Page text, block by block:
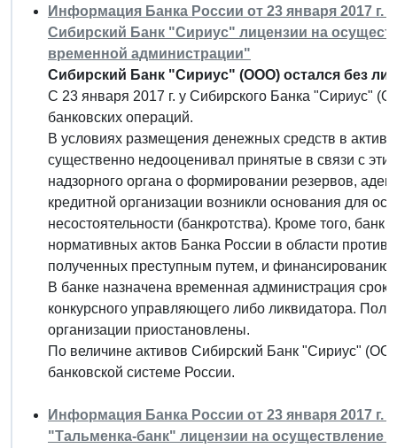
Информация Банка России от 23 января 2017 г.
Сибирский Банк "Сириус" лицензии на
временной администрации"
Сибирский Банк "Сириус" (ООО) остался без
С 23 января 2017 г. у Сибирского Банка "Сириус"
банковских операций.
В условиях размещения денежных средств в
существенно недооценивал принятые в связи с
надзорного органа о формировании резервов,
кредитной организации возникли основания для
несостоятельности (банкротства). Кроме того,
нормативных актов Банка России в области
полученных преступным путем, и финансированию
В банке назначена временная администрация
конкурсного управляющего либо ликвидатора.
организации приостановлены.
По величине активов Сибирский Банк "Сириус"
банковской системе России.
Информация Банка России от 23 января 2017 г.
"Тальменка-банк" лицензии на осуществление